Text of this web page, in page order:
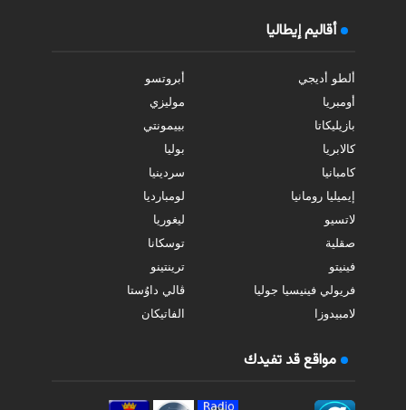
أقاليم إيطاليا
ألطو أديجي
أبروتسو
أومبريا
موليزي
بازيليكاتا
بييمونتي
كالابريا
بوليا
كامبانيا
سردينيا
إيميليا رومانيا
لومبارديا
لاتسيو
ليغوريا
صقلية
توسكانا
فينيتو
ترينتينو
فريولي فينيسيا جوليا
ڤالي داوُستا
لامبيدوزا
الفاتيكان
مواقع قد تفيدك